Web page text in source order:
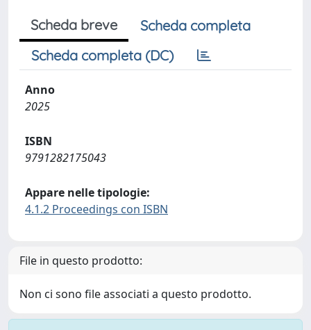
Scheda breve
Scheda completa
Scheda completa (DC)
Anno
2025
ISBN
9791282175043
Appare nelle tipologie:
4.1.2 Proceedings con ISBN
File in questo prodotto:
Non ci sono file associati a questo prodotto.